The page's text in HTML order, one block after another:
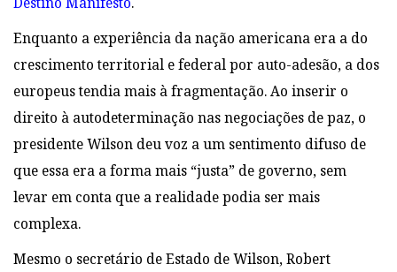
Enquanto a experiência da nação americana era a do
crescimento territorial e federal por auto-adesão, a dos
europeus tendia mais à fragmentação. Ao inserir o
direito à autodeterminação nas negociações de paz, o
presidente Wilson deu voz a um sentimento difuso de
que essa era a forma mais “justa” de governo, sem
levar em conta que a realidade podia ser mais
complexa.
Mesmo o secretário de Estado de Wilson, Robert